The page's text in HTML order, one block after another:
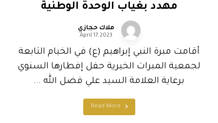
مهدد بغياب الوحدة الوطنية
ملاك حجازي
April 17, 2023
أقامت مبرة النبي إبراهيم (ع) في الخيام التابعة
لجمعية المبرات الخيرية حفل إفطارها السنوي
برعاية العلامة السيد علي فضل الله ...
Read More